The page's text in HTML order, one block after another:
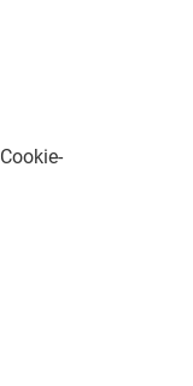
Cookie-